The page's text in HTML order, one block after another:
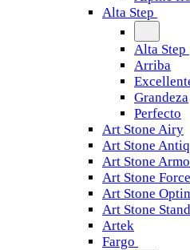
Alta Step
Alta Step
Arriba
Grandeza
Perfecto
Art Stone Airy
Art Stone Antiq
Art Stone
Art Stone Force
Art Stone
Art Stone
Artek
Fargo